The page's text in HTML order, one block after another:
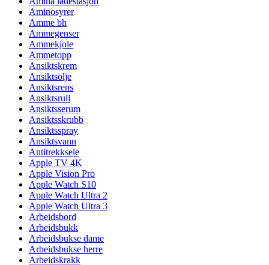
Aminosyrer
Amme bh
Ammegenser
Ammekjole
Ammetopp
Ansiktskrem
Ansiktsolje
Ansiktsrens
Ansiktsrull
Ansiktsserum
Ansiktsskrubb
Ansiktsspray
Ansiktsvann
Antitrekksele
Apple TV 4K
Apple Vision Pro
Apple Watch S10
Apple Watch Ultra 2
Apple Watch Ultra 3
Arbeidsbord
Arbeidsbukk
Arbeidsbukse dame
Arbeidsbukse herre
Arbeidskrakk